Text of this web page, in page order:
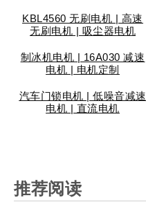
KBL4560 无刷电机 | 高速
无刷电机 | 吸尘器电机
制冰机电机 | 16A030 减速
电机 | 电机定制
汽车门锁电机 | 低噪音减速
电机 | 直流电机
推荐阅读